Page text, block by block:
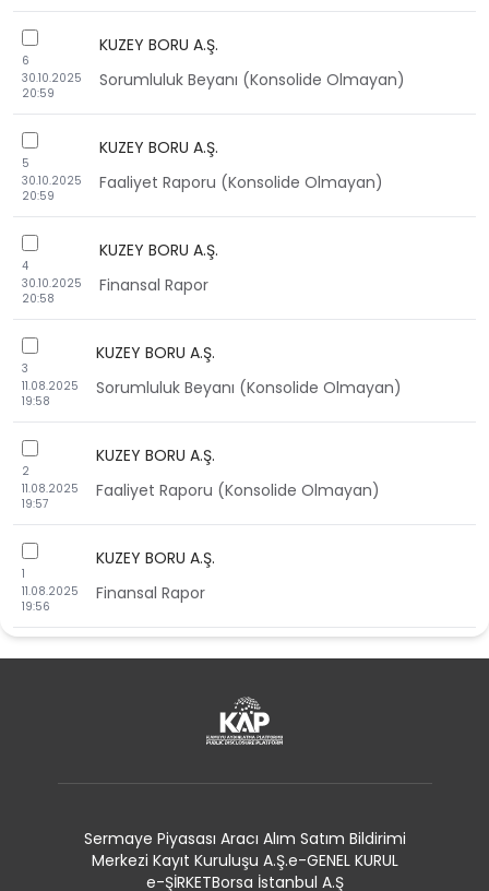
checkbox
6
30.10.2025
20:59
KUZEY BORU A.Ş.
Sorumluluk Beyanı (Konsolide Olmayan)
checkbox
5
30.10.2025
20:59
KUZEY BORU A.Ş.
Faaliyet Raporu (Konsolide Olmayan)
checkbox
4
30.10.2025
20:58
KUZEY BORU A.Ş.
Finansal Rapor
checkbox
3
11.08.2025
19:58
KUZEY BORU A.Ş.
Sorumluluk Beyanı (Konsolide Olmayan)
checkbox
2
11.08.2025
19:57
KUZEY BORU A.Ş.
Faaliyet Raporu (Konsolide Olmayan)
checkbox
1
11.08.2025
19:56
KUZEY BORU A.Ş.
Finansal Rapor
Sermaye Piyasası Aracı Alım Satım Bildirimi
Merkezi Kayıt Kuruluşu A.Ş.e-GENEL KURUL
e-ŞİRKETBorsa İstanbul A.Ş